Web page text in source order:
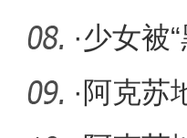
输”新
·少女被
手倾
· 阿克苏